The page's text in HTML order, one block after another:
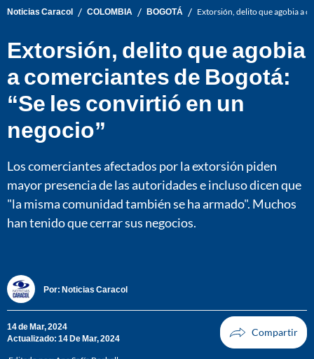
Noticias Caracol / COLOMBIA / BOGOTÁ / Extorsión, delito que agobia a
Extorsión, delito que agobia
a comerciantes de Bogotá:
“Se les convirtió en un
negocio”
Los comerciantes afectados por la extorsión piden
mayor presencia de las autoridades e incluso dicen que
"la misma comunidad también se ha armado". Muchos
han tenido que cerrar sus negocios.
Por: Noticias Caracol
14 de Mar, 2024
Actualizado: 14 De Mar, 2024